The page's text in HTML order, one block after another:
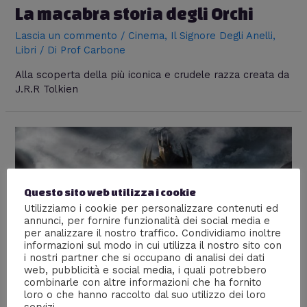
La macabra storia degli Orchi
Lascia un commento / Cinema, Il Signore Degli Anelli,
Libri / Di Prof Carbone
Alla scoperta della più iconica e crudele razza creata da
J.R.R Tolkien
Questo sito web utilizza i cookie
Utilizziamo i cookie per personalizzare contenuti ed
annunci, per fornire funzionalità dei social media e
per analizzare il nostro traffico. Condividiamo inoltre
informazioni sul modo in cui utilizza il nostro sito con
i nostri partner che si occupano di analisi dei dati
web, pubblicità e social media, i quali potrebbero
combinarle con altre informazioni che ha fornito
loro o che hanno raccolto dal suo utilizzo dei loro